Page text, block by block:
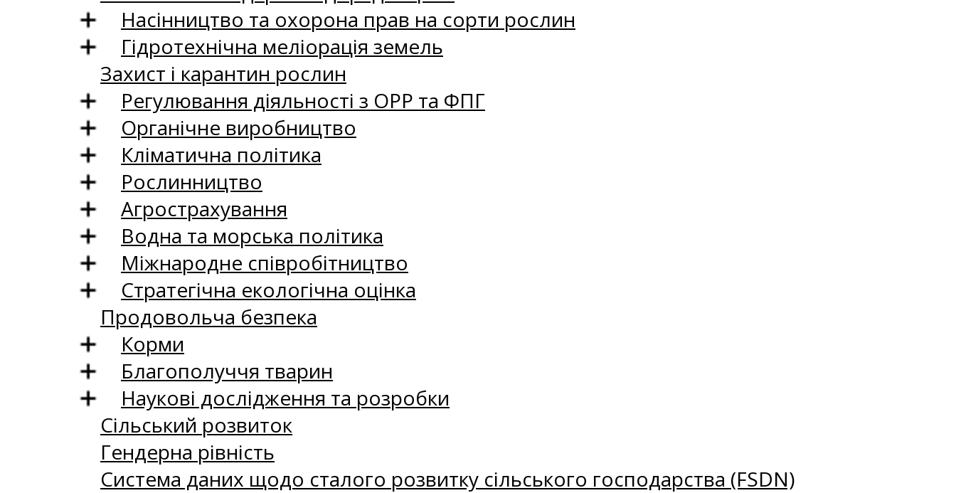
Насінництво та охорона прав на сорти рослин
Гідротехнічна меліорація земель
Захист і карантин рослин
Регулювання діяльності з ОРР та ФПГ
Органічне виробництво
Кліматична політика
Рослинництво
Агрострахування
Водна та морська політика
Міжнародне співробітництво
Стратегічна екологічна оцінка
Продовольча безпека
Корми
Благополуччя тварин
Наукові дослідження та розробки
Сільський розвиток
Гендерна рівність
Система даних щодо сталого розвитку сільського господарства (FSDN)